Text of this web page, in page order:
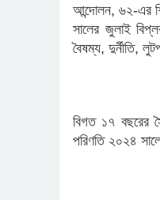
আন্দোলন, ৬২-এর
সালের জুলাই
বৈষম্য, দুর্নীতি,
​​বিগত ১৭ বছরের
পরিণতি ২০২৪